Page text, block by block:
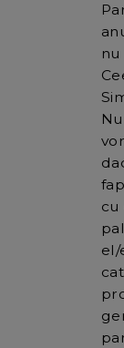
nu
cu
el/